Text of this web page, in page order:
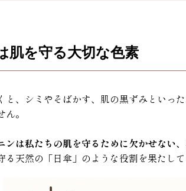
肌を守る大切な色素
と、シミやそばかす、肌の黒ずみといっ
。
ンは私たちの肌を守るために欠かせない
る天然の「日傘」のような役割を果たして